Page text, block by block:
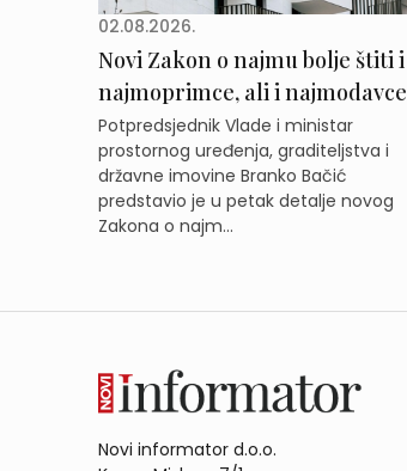
02.08.2026.
Novi Zakon o najmu bolje štiti i
najmoprimce, ali i najmodavce
Potpredsjednik Vlade i ministar
prostornog uređenja, graditeljstva i
državne imovine Branko Bačić
predstavio je u petak detalje novog
Zakona o najm...
Novi informator d.o.o.